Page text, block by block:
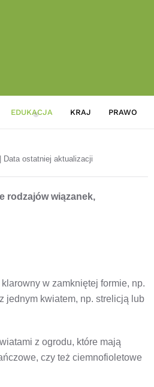
EDUKACJA KRAJ PRAWO
Data ostatniej aktualizacji
rodzajów wiązanek,
w zamkniętej formie, np.
jednym kwiatem, np. strelicją lub
z ogrodu, które mają
czy też ciemnofioletowe